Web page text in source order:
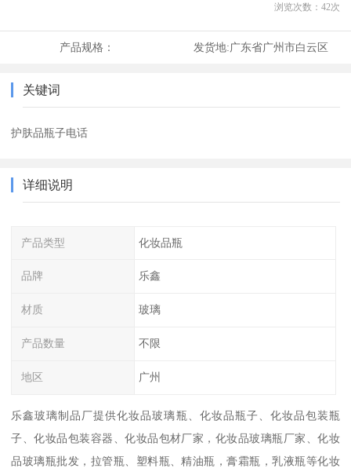
浏览次数： 42次
产品规格： 发货地:广东省广州市白云区
关键词
护肤品瓶子电话
详细说明
产品类型 化妆品瓶
品牌 乐鑫
材质 玻璃
产品数量 不限
地区 广州
乐鑫玻璃制品厂提供化妆品玻璃瓶、化妆品瓶子、化妆品包装瓶
子、化妆品包装容器、化妆品包材厂家，化妆品玻璃瓶厂家、化妆
品玻璃瓶批发，拉管瓶、塑料瓶、精油瓶，膏霜瓶，乳液瓶等化妆